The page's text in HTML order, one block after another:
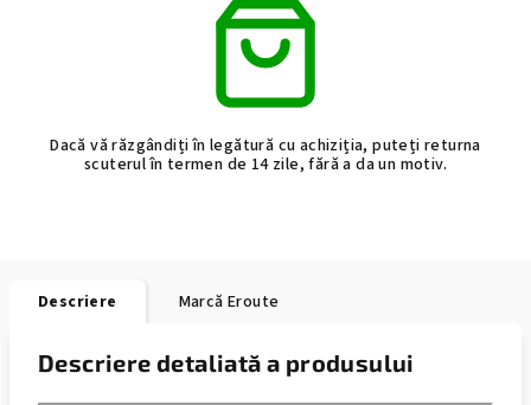
Dacă vă răzgândiți în legătură cu achiziția, puteți returna
scuterul în termen de 14 zile, fără a da un motiv.
Descriere Marcă Eroute
Descriere detaliată a produsului